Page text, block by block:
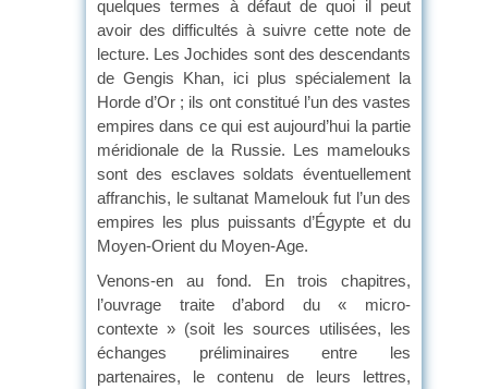
quelques termes à défaut de quoi il peut
avoir des difficultés à suivre cette note de
lecture. Les Jochides sont des descendants
de Gengis Khan, ici plus spécialement la
Horde d’Or ; ils ont constitué l’un des vastes
empires dans ce qui est aujourd’hui la partie
méridionale de la Russie. Les mamelouks
sont des esclaves soldats éventuellement
affranchis, le sultanat Mamelouk fut l’un des
empires les plus puissants d’Égypte et du
Moyen-Orient du Moyen-Age.
Venons-en au fond. En trois chapitres,
l’ouvrage traite d’abord du « micro-
contexte » (soit les sources utilisées, les
échanges préliminaires entre les
partenaires, le contenu de leurs lettres,